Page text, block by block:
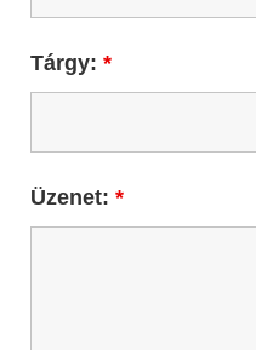
Tárgy: *
Üzenet: *